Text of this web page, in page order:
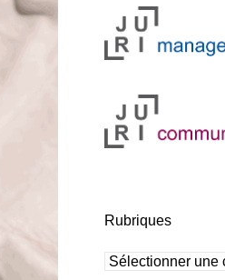
Rubriques
Rubriques